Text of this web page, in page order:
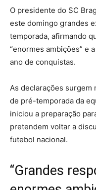
O presidente do SC
este domingo grandes
temporada, afirmando
“enormes ambições” e
ano de conquistas.
As declarações surgem
de pré-temporada da
iniciou a preparação
pretendem voltar a
futebol nacional.
“Grandes